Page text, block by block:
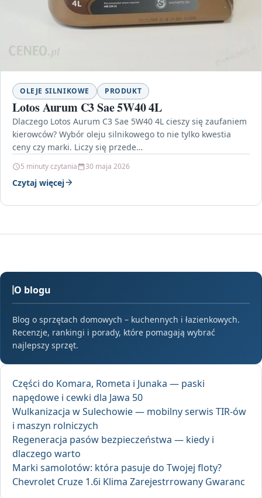
OLEJE SILNIKOWE PRODUKT
Lotos Aurum C3 Sae 5W40 4L
Dlaczego Lotos Aurum C3 Sae 5W40 4L cieszy się zaufaniem
kierowców? Wybór oleju silnikowego to nie tylko kwestia
ceny czy marki. Liczy się przede…
5 minuty czytania 30 maja 2026
Czytaj więcej
O blogu
Blog o sprzętach domowych – kuchennych i łazienkowych.
Recenzje, rankingi i porady, które pomagają wybrać
najlepszy sprzęt.
Części do Komara, Rometa i Junaka — paski
napędowe i cewki dla Jawa 50
Wulkanizacja w Sulechowie — mobilny serwis TIR-ów
i maszyn rolniczych
Regeneracja pasów bezpieczeństwa — kiedy i
dlaczego warto
Marki samolotów: która pasuje do Twojej floty?
Chevrolet Cruze 1.6i Klima Zarejestrrowany Gwaranc